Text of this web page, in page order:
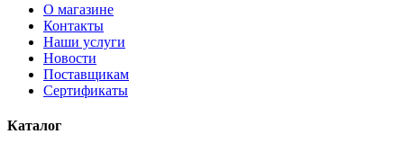
О магазине
Контакты
Наши услуги
Новости
Поставщикам
Сертификаты
Каталог